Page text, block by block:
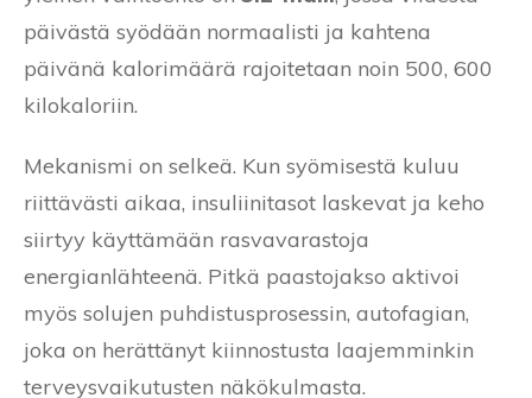
päivästä syödään normaalisti ja kahtena
päivänä kalorimäärä rajoitetaan noin 500, 600
kilokaloriin.
Mekanismi on selkeä. Kun syömisestä kuluu
riittävästi aikaa, insuliinitasot laskevat ja keho
siirtyy käyttämään rasvavarastoja
energianlähteenä. Pitkä paastojakso aktivoi
myös solujen puhdistusprosessin, autofagian,
joka on herättänyt kiinnostusta laajemminkin
terveysvaikutusten näkökulmasta.